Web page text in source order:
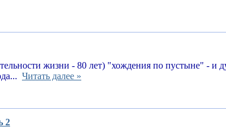
жизни - 80 лет) "хождения по пустыне" - и
Читать далее »
2